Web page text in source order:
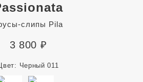
слипы Pila
3 800 ₽
Черный 011